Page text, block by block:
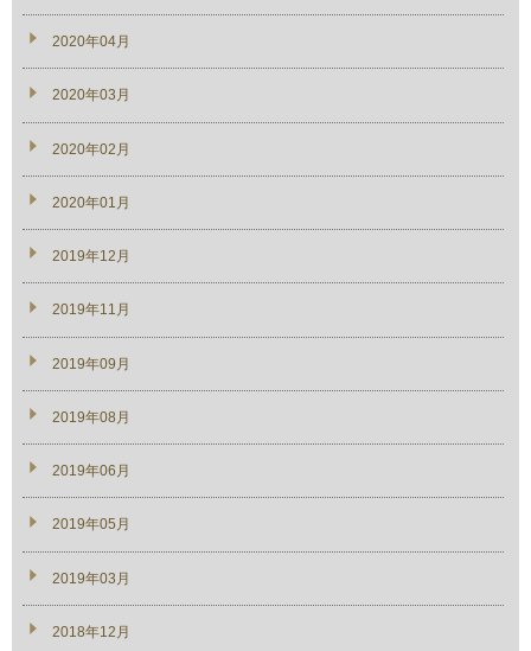
2020年04月
2020年03月
2020年02月
2020年01月
2019年12月
2019年11月
2019年09月
2019年08月
2019年06月
2019年05月
2019年03月
2018年12月